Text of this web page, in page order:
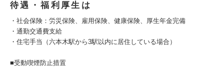
待遇・福利厚生は
・社会保険：労災保険、雇用保険、健康保険、厚生年金完備
・通勤交通費支給
・住宅手当（六本木駅から3駅以内に居住している場合）
■受動喫煙防止措置